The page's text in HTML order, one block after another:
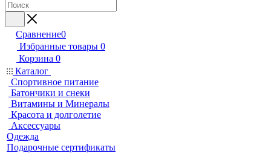
Сравнение0
Избранные товары 0
Корзина 0
Каталог
Спортивное питание
Батончики и снеки
Витамины и Минералы
Красота и долголетие
Аксессуары
Одежда
Подарочные сертификаты